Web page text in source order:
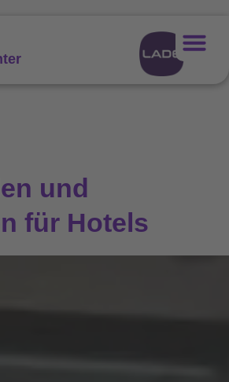
und
für Hotels